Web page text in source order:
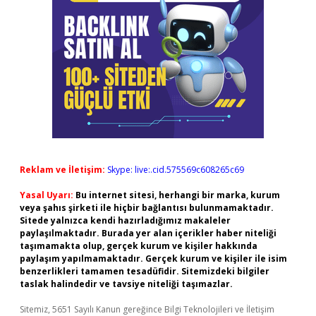
Reklam ve İletişim: Skype: live:.cid.575569c608265c69
Yasal Uyarı: Bu internet sitesi, herhangi bir marka, kurum
veya şahıs şirketi ile hiçbir bağlantısı bulunmamaktadır.
Sitede yalnızca kendi hazırladığımız makaleler
paylaşılmaktadır. Burada yer alan içerikler haber niteliği
taşımamakta olup, gerçek kurum ve kişiler hakkında
paylaşım yapılmamaktadır. Gerçek kurum ve kişiler ile isim
benzerlikleri tamamen tesadüfidir. Sitemizdeki bilgiler
taslak halindedir ve tavsiye niteliği taşımazlar.
Sitemiz, 5651 Sayılı Kanun gereğince Bilgi Teknolojileri ve İletişim